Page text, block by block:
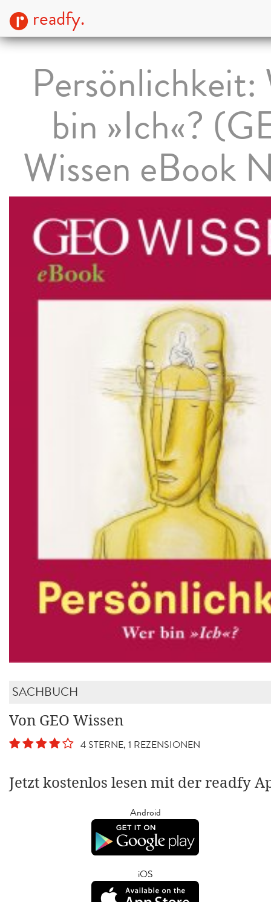
readfy.
Persönlichkeit:
bin »Ich«?
Wissen eBook
SACHBUCH
Von GEO Wissen
4 STERNE, 1 REZENSIONEN
Jetzt kostenlos lesen mit der readfy
Android
iOS